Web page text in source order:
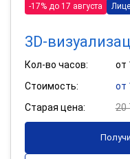
-17% до 17 августа
3D-
Кол-во часов:
от
Стоимость:
от
Старая цена:
20